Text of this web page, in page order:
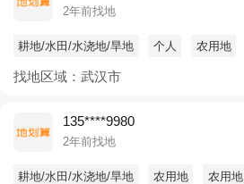
2年前找地
耕地/水田/水浇地/旱地 个人 农用地
找地区域：武汉市
135****9980
2年前找地
耕地/水田/水浇地/旱地 农用地 农用地